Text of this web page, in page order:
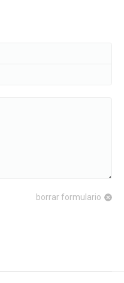
borrar formulario